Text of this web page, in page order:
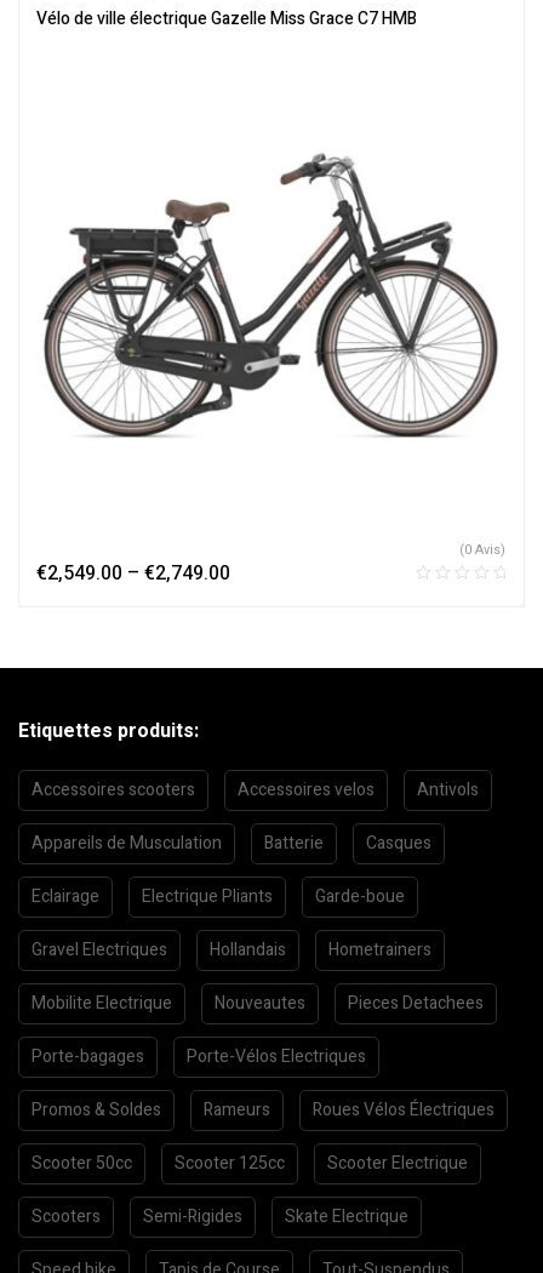
électrique,Vélo électrique ville,Velos Electriques,VTC Electrique
Vélo de ville électrique Gazelle Miss Grace C7 HMB
€2,549.00 – €2,749.00
(0 Avis)
Etiquettes produits:
Accessoires scooters Accessoires velos Antivols
Appareils de Musculation Batterie Casques
Eclairage Electrique Pliants Garde-boue
Gravel Electriques Hollandais Hometrainers
Mobilite Electrique Nouveautes Pieces Detachees
Porte-bagages Porte-Vélos Electriques
Promos & Soldes Rameurs Roues Vélos Électriques
Scooter 50cc Scooter 125cc Scooter Electrique
Scooters Semi-Rigides Skate Electrique